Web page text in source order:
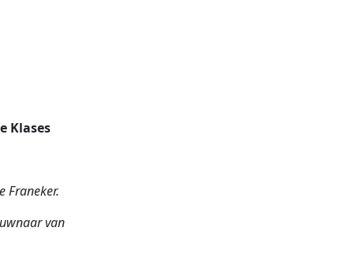
Klases
Franeker.
van